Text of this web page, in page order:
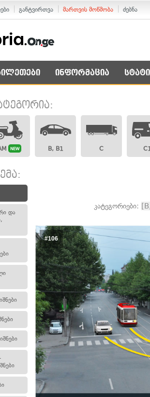
განტვირთვა მართვის მოწმობა ძებნა
ინფორმაცია
NEW B, B1 C
და
კატეგორიები:
#106